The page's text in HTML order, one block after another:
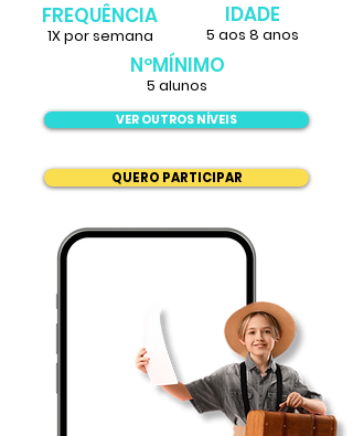
FREQUÊNCIA
1X por semana
IDADE
5 aos 8 anos
NºMÍNIMO
5 alunos
VER OUTROS NÍVEIS
QUERO PARTICIPAR